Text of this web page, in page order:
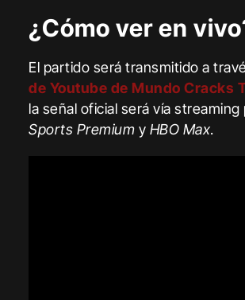
¿Cómo ver en
El partido será transmitido a
de Youtube de Mundo Cracks
la señal oficial será vía streaming
Sports Premium y HBO Max.